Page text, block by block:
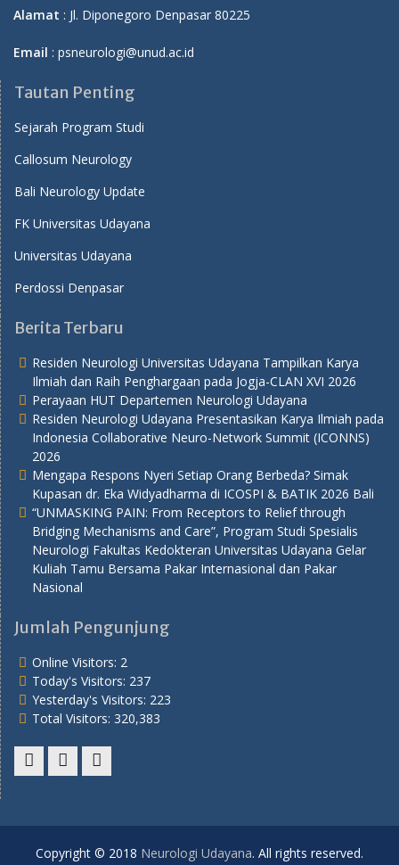
Alamat : Jl. Diponegoro Denpasar 80225
Email : psneurologi@unud.ac.id
Tautan Penting
Sejarah Program Studi
Callosum Neurology
Bali Neurology Update
FK Universitas Udayana
Universitas Udayana
Perdossi Denpasar
Berita Terbaru
Residen Neurologi Universitas Udayana Tampilkan Karya
Ilmiah dan Raih Penghargaan pada Jogja-CLAN XVI 2026
Perayaan HUT Departemen Neurologi Udayana
Residen Neurologi Udayana Presentasikan Karya Ilmiah pada
Indonesia Collaborative Neuro-Network Summit (ICONNS)
2026
Mengapa Respons Nyeri Setiap Orang Berbeda? Simak
Kupasan dr. Eka Widyadharma di ICOSPI & BATIK 2026 Bali
“UNMASKING PAIN: From Receptors to Relief through
Bridging Mechanisms and Care”, Program Studi Spesialis
Neurologi Fakultas Kedokteran Universitas Udayana Gelar
Kuliah Tamu Bersama Pakar Internasional dan Pakar
Nasional
Jumlah Pengunjung
Online Visitors: 2
Today's Visitors: 237
Yesterday's Visitors: 223
Total Visitors: 320,383
Copyright © 2018 Neurologi Udayana. All rights reserved.